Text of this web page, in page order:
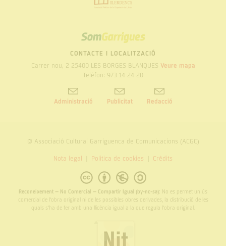
SOM
GARRIGUES
CONTACTE I LOCALITZACIÓ
Carrer nou, 2 25400 LES BORGES BLANQUES Veure mapa
Telèfon: 973 14 24 20
Administració Publicitat Redacció
© Associació Cultural Garriguenca de Comunicacions (ACGC)
Nota legal Politica de cookies Crèdits
Reconeixement – No Comercial – Compartir Igual (by-nc-sa): No es permet un ús
comercial de l’obra original ni de les possibles obres derivades, la distribució de les
quals s’ha de fer amb una llicència igual a la que regula l’obra original.